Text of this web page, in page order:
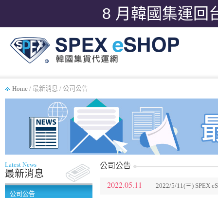
8 月韓國集運回
Home / 最新消息 / 公司公告
Latest News
最新消息
公司公告
公司公告
2022.05.11 2022/5/11(三) SPEX